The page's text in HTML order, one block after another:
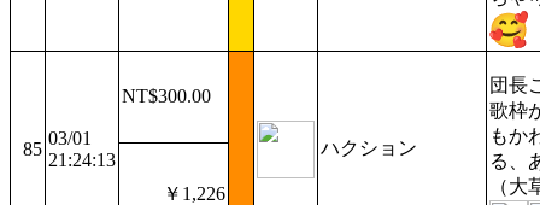
85
03/01
21:24:13
NT$300.00
ハクション
団長
歌枠
もか
る、
（大
￥1,226